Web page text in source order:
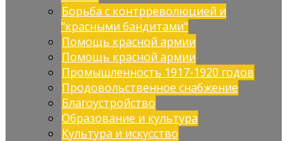
Борьба с контрреволюцией и
"красными бандитами"
Помощь красной армии
Помощь красной армии
Промышленность 1917-1920 годов
Продовольственное снабжение
Благоустройство
Образование и культура
Культура и искусство